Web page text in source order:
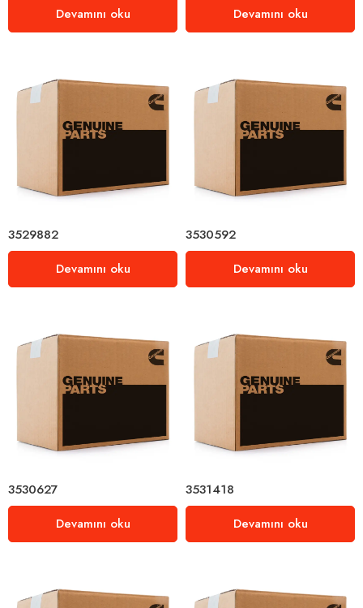
Devamını oku
Devamını oku
3529882
Devamını oku
3530592
Devamını oku
3530627
Devamını oku
3531418
Devamını oku